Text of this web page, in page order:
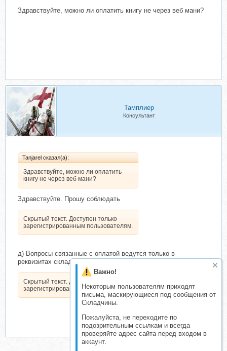
Важно!
Некоторым пользователям приходят
письма, маскирующиеся под сообщения от
Складчины.
Пожалуйста, не переходите по
подозрительным ссылкам и всегда
проверяйте адрес сайта перед входом в
аккаунт.
Здравствуйте, можно ли оплатить книгу не через веб мани?
Тамплиер
Консультант
Tanjarel сказал(а):
Здравствуйте, можно ли оплатить
книгу не через веб мани?
Здравствуйте. Прошу соблюдать
Скрытый текст. Доступен только
зарегистрированным пользователям.
д) Вопросы связанные с оплатой ведутся только в
реквизитах складчины.
Скрытый текст. Доступен только
зарегистрированным пользователям.